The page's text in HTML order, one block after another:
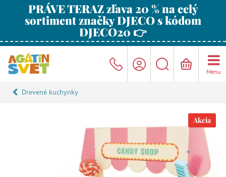
PRÁVE TERAZ zľava 20 % na celý
sortiment značky DJECO s kódom
DJECO20 👉
Menu
Drevené kuchynky
Akcia